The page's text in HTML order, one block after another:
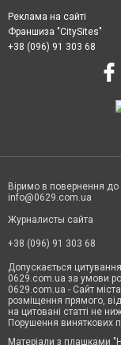
Реклама на сайті
Франшиза "CitySites"
+38 (096) 91 303 68
Віримо в повернення до
info@0629.com.ua
Журналисты сайта
+38 (096) 91 303 68
Допускається
0629.com.ua за умови
0629.com.ua - Сайт
розміщення прямого,
на цитовані статті не
Порушення виняткових
Матеріали з плашками